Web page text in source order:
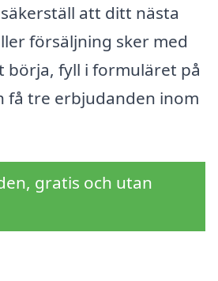
att ditt nästa
försäljning sker med
börja, fyll i formuläret på
få tre erbjudanden inom
gratis och utan